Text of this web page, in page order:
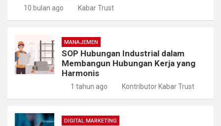
10 bulan ago Kabar Trust
MANAJEMEN
SOP Hubungan Industrial dalam
Membangun Hubungan Kerja yang
Harmonis
1 tahun ago Kontributor Kabar Trust
DIGITAL MARKETING